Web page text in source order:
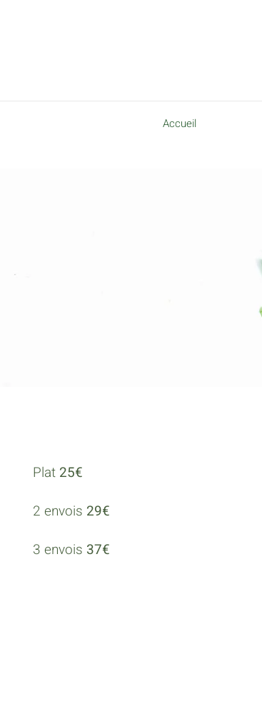
Accueil
Plat 25€
2 envois 29€
3 envois 37€